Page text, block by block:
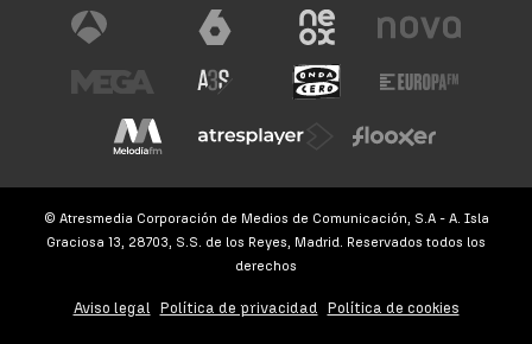
© Atresmedia Corporación de Medios de Comunicación, S.A - A. Isla
Graciosa 13, 28703, S.S. de los Reyes, Madrid. Reservados todos los
derechos
Aviso legal Política de privacidad Política de cookies